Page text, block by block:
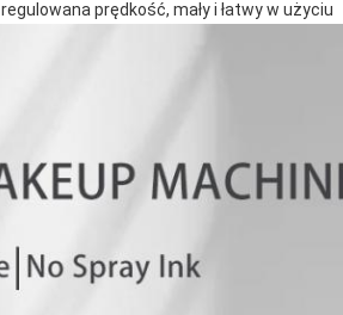
prędkość, mały i łatwy w użyciu